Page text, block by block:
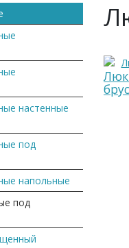
настенные
под
напольные
под